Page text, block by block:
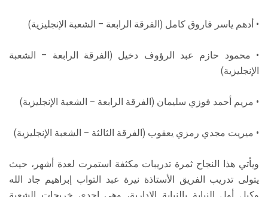
• أدهم ياسر فاروق كامل (الفرقة الرابعة – الشعبة الإنجليزية)
• محمود حازم عبد الرؤوف دخيل (الفرقة الرابعة – الشعبة
الإنجليزية)
• مريم أحمد فوزي سليمان (الفرقة الرابعة – الشعبة الإنجليزية)
• ميريت مجدي رمزي يعقوب (الفرقة الثالثة – الشعبة الإنجليزية)
ويأتي هذا النجاح ثمرة تدريبات مكثفة استمرت لعدة أشهر، حيث
يتولى تدريب الفريق الأستاذة نيرة عبد التواب إبراهيم جاد الله